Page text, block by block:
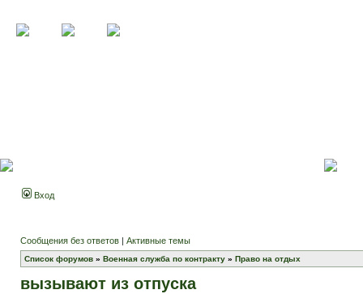
Вход
Сообщения без ответов | Активные темы
Список форумов » Военная служба по контракту » Право на отдых
вызывают из отпуска